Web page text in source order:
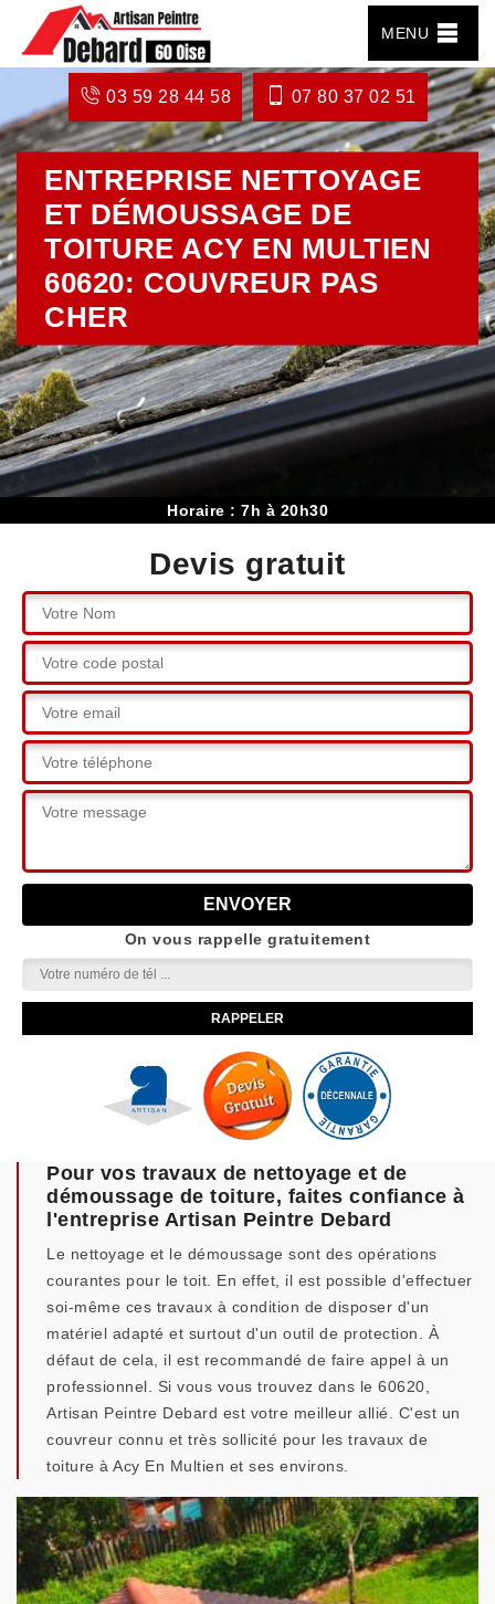
MENU
03 59 28 44 58 07 80 37 02 51
ENTREPRISE NETTOYAGE
ET DÉMOUSSAGE DE
TOITURE ACY EN MULTIEN
60620: COUVREUR PAS
CHER
Horaire : 7h à 20h30
Devis gratuit
On vous rappelle gratuitement
Pour vos travaux de nettoyage et de
démoussage de toiture, faites confiance à
l'entreprise Artisan Peintre Debard
Le nettoyage et le démoussage sont des opérations
courantes pour le toit. En effet, il est possible d'effectuer
soi-même ces travaux à condition de disposer d'un
matériel adapté et surtout d'un outil de protection. À
défaut de cela, il est recommandé de faire appel à un
professionnel. Si vous vous trouvez dans le 60620,
Artisan Peintre Debard est votre meilleur allié. C'est un
couvreur connu et très sollicité pour les travaux de
toiture à Acy En Multien et ses environs.